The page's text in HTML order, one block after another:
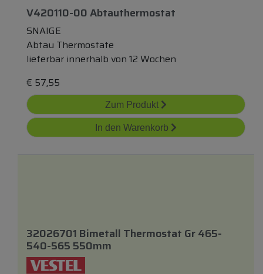
V420110-00 Abtauthermostat
SNAIGE
Abtau Thermostate
lieferbar innerhalb von 12 Wochen
€ 57,55
Zum Produkt
In den Warenkorb
32026701 Bimetall Thermostat Gr 465-
540-565 550mm